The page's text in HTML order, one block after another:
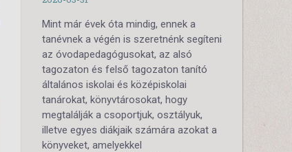
Mint már évek óta mindig, ennek a
tanévnek a végén is szeretnénk segíteni
az óvodapedagógusokat, az alsó
tagozaton és felső tagozaton tanító
általános iskolai és középiskolai
tanárokat, könyvtárosokat, hogy
megtalálják a csoportjuk, osztályuk,
illetve egyes diákjaik számára azokat a
könyveket, amelyekkel